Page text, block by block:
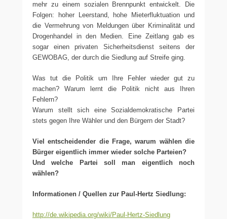
mehr zu einem sozialen Brennpunkt entwickelt. Die
Folgen: hoher Leerstand, hohe Mieterfluktuation und
die Vermehrung von Meldungen über Kriminalität und
Drogenhandel in den Medien. Eine Zeitlang gab es
sogar einen privaten Sicherheitsdienst seitens der
GEWOBAG, der durch die Siedlung auf Streife ging.
Was tut die Politik um Ihre Fehler wieder gut zu
machen? Warum lernt die Politik nicht aus Ihren
Fehlern?
Warum stellt sich eine Sozialdemokratische Partei
stets gegen Ihre Wähler und den Bürgern der Stadt?
Viel entscheidender die Frage, warum wählen die
Bürger eigentlich immer wieder solche Parteien?
Und welche Partei soll man eigentlich noch
wählen?
Informationen / Quellen zur Paul-Hertz Siedlung:
http://de.wikipedia.org/wiki/Paul-Hertz-Siedlung